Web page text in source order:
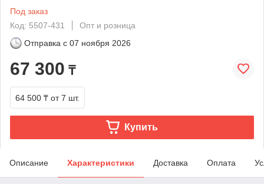
Под заказ
Код: 5507-431
Опт и розница
Отправка с 07 ноября 2026
67 300 ₸
64 500 ₸ от 7 шт.
Купить
Описание Характеристики Доставка Оплата